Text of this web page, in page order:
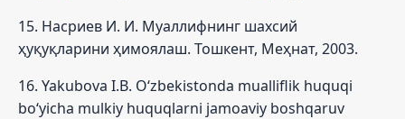
15. Насриев И. И. Муаллифнинг шахсий
ҳуқуқларини ҳимоялаш. Тошкент, Меҳнат, 2003.
16. Yakubova I.B. O‘zbekistonda mualliflik huquqi
bo‘yicha mulkiy huquqlarni jamoaviy boshqaruv